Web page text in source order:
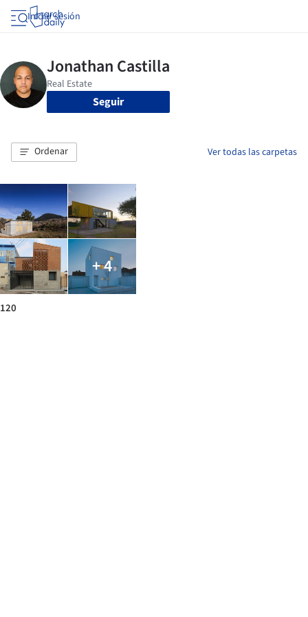
Iniciar sesión
Seguir
Ordenar Ver todas las carpetas
+ 4
120